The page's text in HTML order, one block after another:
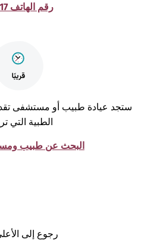
رقم الهاتف 116117
عيادة طبيب أو مستشفى تقدم
الطبية التي تريدها.
البحث عن طبيب
رجوع إلى الأعلى